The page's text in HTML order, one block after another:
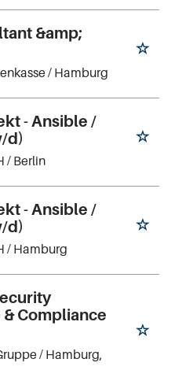
&amp;
/ Hamburg
- Ansible /
d)
/ Berlin
- Ansible /
d)
/ Hamburg
Compliance
/ Hamburg,